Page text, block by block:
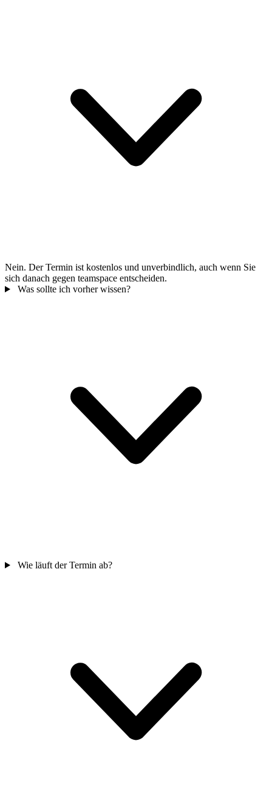
Nein. Der Termin ist kostenlos und unverbindlich, auch wenn Sie
sich danach gegen teamspace entscheiden.
Was sollte ich vorher wissen?
Wie läuft der Termin ab?